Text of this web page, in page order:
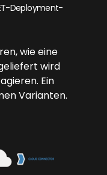
Deployment-
wie eine
wird
Ein
Varianten.